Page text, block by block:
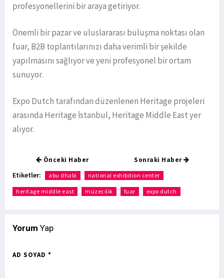
profesyonellerini bir araya getiriyor.
Önemli bir pazar ve uluslararası buluşma noktası olan
fuar, B2B toplantılarınızı daha verimli bir şekilde
yapılmasını sağlıyor ve yeni profesyonel bir ortam
sunuyor.
Expo Dutch tarafından düzenlenen Heritage projeleri
arasında Heritage İstanbul, Heritage Middle East yer
alıyor.
Önceki Haber Sonraki Haber
Etiketler: abu dhabi national exhibition center
heritage middle east müzecilik fuar expo dutch
Yorum Yap
AD SOYAD *